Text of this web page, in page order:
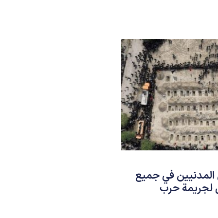
المدنيين في جميع
لجريمة حرب